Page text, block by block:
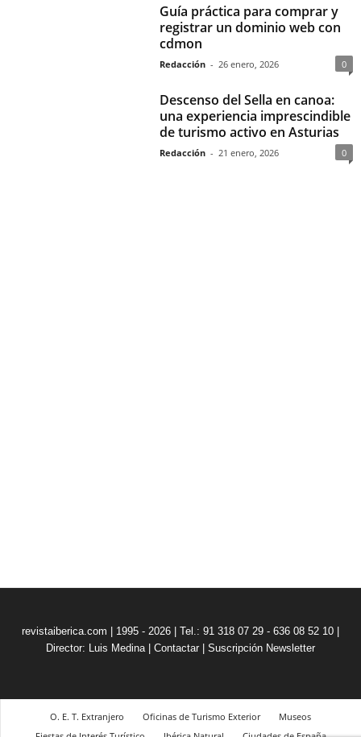
Guía práctica para comprar y
registrar un dominio web con
cdmon
Redacción - 26 enero, 2026 0
Descenso del Sella en canoa:
una experiencia imprescindible
de turismo activo en Asturias
Redacción - 21 enero, 2026 0
revistaiberica.com | 1995 - 2026 | Tel.: 91 318 07 29 - 636 08 52 10 |
Director: Luis Medina | Contactar | Suscripción Newsletter
O. E. T. Extranjero Oficinas de Turismo Exterior
Museos